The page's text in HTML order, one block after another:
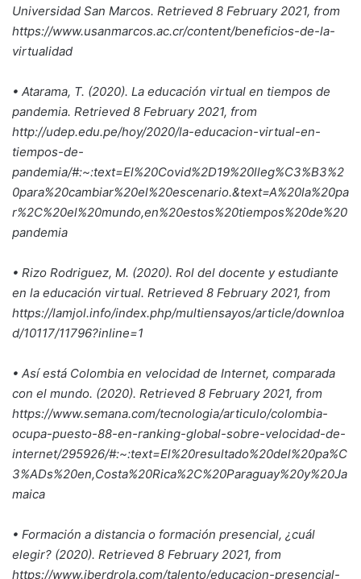
Universidad San Marcos. Retrieved 8 February 2021, from
https://www.usanmarcos.ac.cr/content/beneficios-de-la-
virtualidad
• Atarama, T. (2020). La educación virtual en tiempos de
pandemia. Retrieved 8 February 2021, from
http://udep.edu.pe/hoy/2020/la-educacion-virtual-en-
tiempos-de-
pandemia/#:~:text=El%20Covid%2D19%20lleg%C3%B3%2
0para%20cambiar%20el%20escenario.&text=A%20la%20pa
r%2C%20el%20mundo,en%20estos%20tiempos%20de%20
pandemia
• Rizo Rodriguez, M. (2020). Rol del docente y estudiante
en la educación virtual. Retrieved 8 February 2021, from
https://lamjol.info/index.php/multiensayos/article/downloa
d/10117/11796?inline=1
• Así está Colombia en velocidad de Internet, comparada
con el mundo. (2020). Retrieved 8 February 2021, from
https://www.semana.com/tecnologia/articulo/colombia-
ocupa-puesto-88-en-ranking-global-sobre-velocidad-de-
internet/295926/#:~:text=El%20resultado%20del%20pa%C
3%ADs%20en,Costa%20Rica%2C%20Paraguay%20y%20Ja
maica
• Formación a distancia o formación presencial, ¿cuál
elegir? (2020). Retrieved 8 February 2021, from
https://www.iberdrola.com/talento/educacion-presencial-